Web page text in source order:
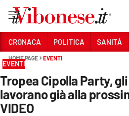
Sezioni
CRONACA
POLITICA
CRONACA POLITICA SANITÀ
HOME PAGE EVENTI
EVENTI
Tropea Cipolla Party,
lavorano già alla
VIDEO